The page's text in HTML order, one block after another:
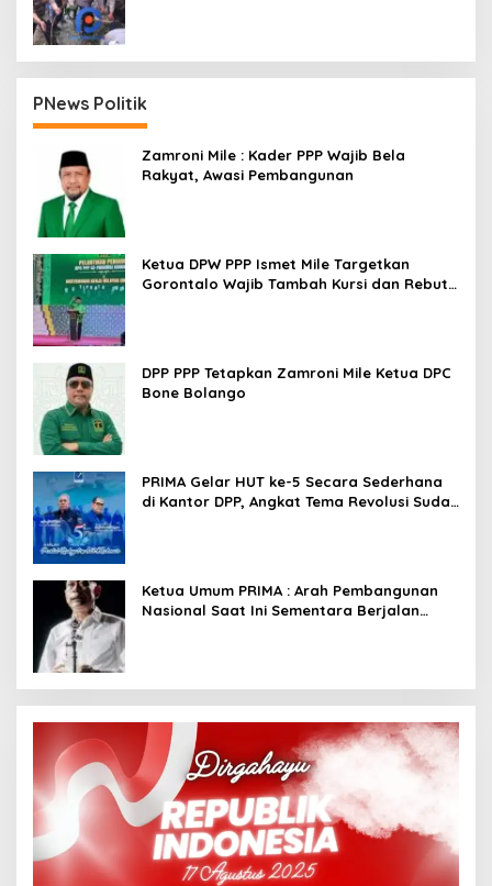
PNews Politik
Zamroni Mile : Kader PPP Wajib Bela
Rakyat, Awasi Pembangunan
Ketua DPW PPP Ismet Mile Targetkan
Gorontalo Wajib Tambah Kursi dan Rebut
DPP PPP Tetapkan Zamroni Mile Ketua DPC
Bone Bolango
PRIMA Gelar HUT ke-5 Secara Sederhana
di Kantor DPP, Angkat Tema Revolusi Sudah
Ketua Umum PRIMA : Arah Pembangunan
Nasional Saat Ini Sementara Berjalan